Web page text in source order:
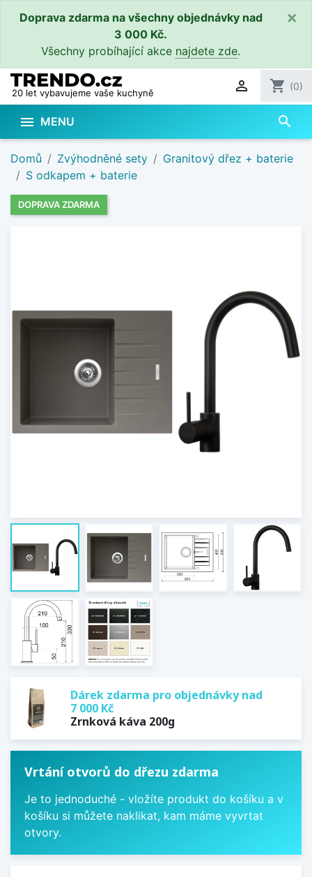
Doprava zdarma na všechny objednávky nad
3 000 Kč.
Všechny probíhající akce najdete zde.
×
20 let vybavujeme vaše kuchyně  shopping_cart (0)
 MENU search
Domů Zvýhodněné sety
Granitový dřez + baterie
S odkapem + baterie
DOPRAVA ZDARMA
Dárek zdarma pro objednávky nad
7 000 Kč
Zrnková káva 200g
Vrtání otvorů do dřezu zdarma
Je to jednoduché - vložíte produkt do košíku a v
košíku si můžete naklikat, kam máme vyvrtat
otvory.